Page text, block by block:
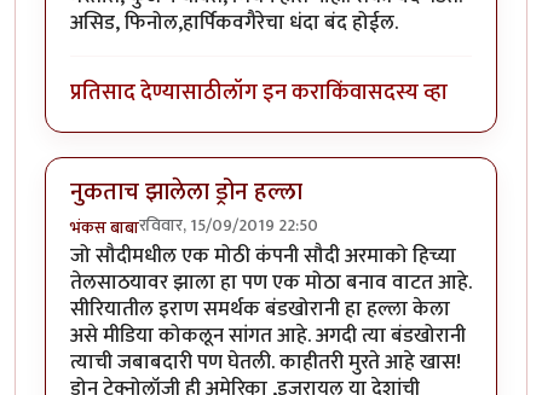
असिड, फिनोल,हार्पिकवगैरेचा धंदा बंद होईल.
प्रतिसाद देण्यासाठीलॉग इन कराकिंवासदस्य व्हा
नुकताच झालेला ड्रोन हल्ला
भंकस बाबारविवार, 15/09/2019 22:50
जो सौदीमधील एक मोठी कंपनी सौदी अरमाको हिच्या
तेलसाठयावर झाला हा पण एक मोठा बनाव वाटत आहे.
सीरियातील इराण समर्थक बंडखोरानी हा हल्ला केला
असे मीडिया कोकलून सांगत आहे. अगदी त्या बंडखोरानी
त्याची जबाबदारी पण घेतली. काहीतरी मुरते आहे खास!